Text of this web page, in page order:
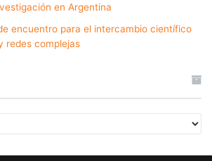
en Argentina
encuentro para el intercambio científico
redes complejas